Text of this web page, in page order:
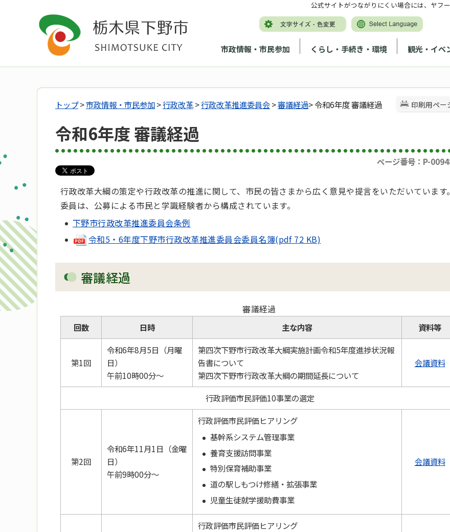
市政情報・市民参加 くらし・手続き・環境 観光・イベ
公式サイトがつながりにくい場合には、ヤフ
印刷用ペー
トップ>市政情報・市民参加>行政改革>行政改革推進委員会>審議経過> 令和6年度 審議経過
令和6年度 審議経過
ページ番号：P-
行政改革大綱の策定や行政改革の推進に関して、市民の皆さまから広く意見や提言をいただいています。
委員は、公募による市民と学識経験者から構成されています。
下野市行政改革推進委員会条例
令和5・6年度下野市行政改革推進委員会委員名簿(pdf 72 KB)
審議経過
審議経過
回数 日時 主な内容 資料等
第1回
令和6年8月5日（月曜
日）
午前10時00分～
第四次下野市行政改革大綱実施計画令和5年度進捗状況報
告書について
第四次下野市行政改革大綱の期間延長について
会議資料
行政評価市民評価10事業の選定
第2回
令和6年11月1日（金曜
日）
午前9時00分～
行政評価市民評価ヒアリング
基幹系システム管理事業
養育支援訪問事業
特別保育補助事業
道の駅しもつけ修繕・拡張事業
児童生徒就学援助費事業
会議資料
行政評価市民評価ヒアリング